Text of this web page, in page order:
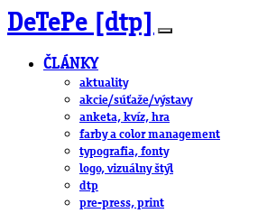
DeTePe [dtp]
ČLÁNKY
aktuality
akcie/súťaže/výstavy
anketa, kvíz, hra
farby a color management
typografia, fonty
logo, vizuálny štýl
dtp
pre-press, print